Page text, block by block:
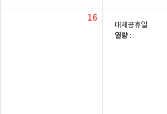
16
대체공휴일
열량 : .